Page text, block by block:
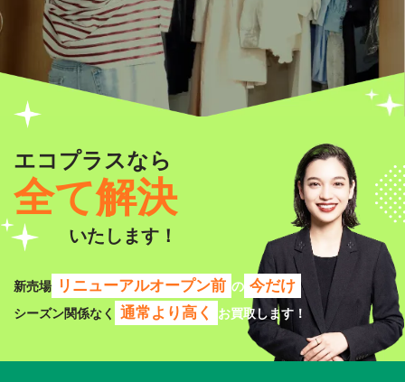
エコプラスなら
全て解決
いたします！
新売場 リニューアルオープン前 の 今だけ
シーズン関係なく 通常より高く お買取します！